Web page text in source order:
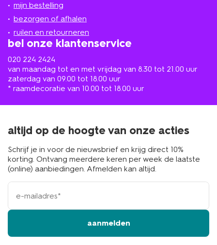
mijn bestelling
bezorgen of afhalen
ruilen en retourneren
bel onze klantenservice
020 224 2424
van maandag tot en met vrijdag van 8.30 tot 21.00 uur
zaterdag van 09.00 tot 18.00 uur
* raamdecoratie van 10.00 tot 18.00 uur
in
de
buurt
altijd op de hoogte van onze acties
Schrijf je in voor de nieuwsbrief en krijg direct 10%
korting. Ontvang meerdere keren per week de laatste
(online) aanbiedingen. Afmelden kan altijd.
e-
mailadres
aanmelden